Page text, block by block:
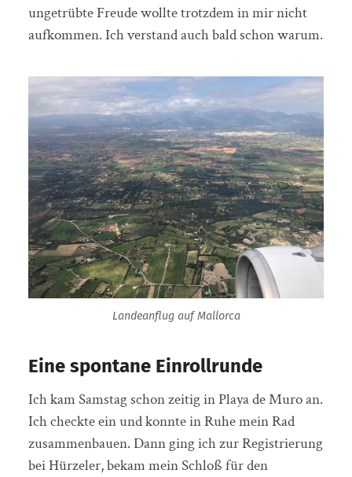
ungetrübte Freude wollte trotzdem in mir nicht
aufkommen. Ich verstand auch bald schon warum.
Landeanflug auf Mallorca
Eine spontane Einrollrunde
Ich kam Samstag schon zeitig in Playa de Muro an.
Ich checkte ein und konnte in Ruhe mein Rad
zusammenbauen. Dann ging ich zur Registrierung
bei Hürzeler, bekam mein Schloß für den